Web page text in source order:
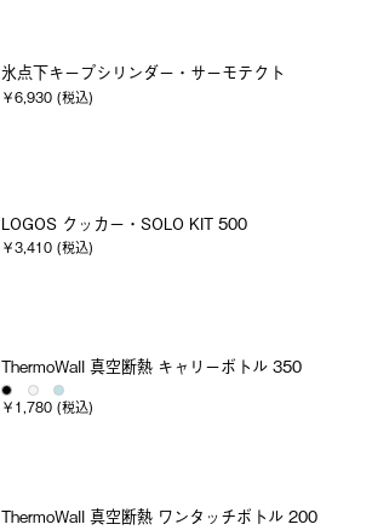
氷点下キープシリンダー・サーモテクト
￥6,930 (税込)
LOGOS クッカー・SOLO KIT 500
￥3,410 (税込)
ThermoWall 真空断熱 キャリーボトル 350
￥1,780 (税込)
ThermoWall 真空断熱 ワンタッチボトル 200